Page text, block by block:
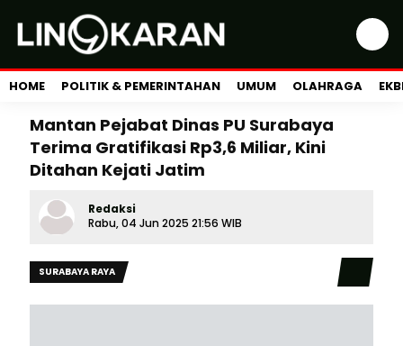
HOME POLITIK & PEMERINTAHAN UMUM OLAHRAGA
Mantan Pejabat Dinas PU Surabaya
Terima Gratifikasi Rp3,6 Miliar, Kini
Ditahan Kejati Jatim
Redaksi
Rabu, 04 Jun 2025 21:56 WIB
SURABAYA RAYA